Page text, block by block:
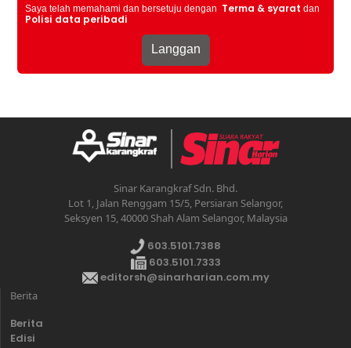
Saya telah memahami dan bersetuju dengan Terma & syarat dan
Polisi data peribadi
Sinar Karangkraf Sdn. Bhd.
Lot 1, Jalan Renggam 15/5, Persiaran Selangor,
Seksyen 15, 40000 Shah Alam Selangor, Malaysia
603.5101.7388
603.5101.7333
editorsh@sinarharian.com.my
Berita
Berita
Edisi